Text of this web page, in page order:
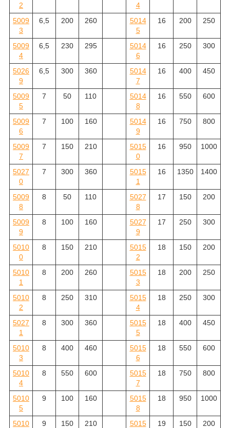
2
4
5009
3
6,5 200 260
5014
5
16 200 250
5009
4
6,5 230 295
5014
6
16 250 300
5026
9
6,5 300 360
5014
7
16 400 450
5009
5
7 50 110
5014
8
16 550 600
5009
6
7 100 160
5014
9
16 750 800
5009
7
7 150 210
5015
0
16 950 1000
5027
0
7 300 360
5015
1
16 1350 1400
5009
8
8 50 110
5027
8
17 150 200
5009
9
8 100 160
5027
9
17 250 300
5010
0
8 150 210
5015
2
18 150 200
5010
1
8 200 260
5015
3
18 200 250
5010
2
8 250 310
5015
4
18 250 300
5027
1
8 300 360
5015
5
18 400 450
5010
3
8 400 460
5015
6
18 550 600
5010
4
8 550 600
5015
7
18 750 800
5010
5
9 100 160
5015
8
18 950 1000
5010
9 150 210
5015
19 150 200